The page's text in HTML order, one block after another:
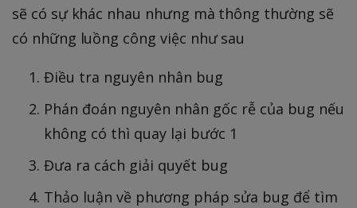
sẽ có sự khác nhau nhưng mà thông thường sẽ
có những luồng công việc như sau
Điều tra nguyên nhân bug
Phán đoán nguyên nhân gốc rễ của bug nếu
không có thì quay lại bước 1
Đưa ra cách giải quyết bug
Thảo luận về phương pháp sửa bug để tìm